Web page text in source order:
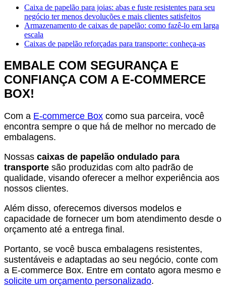
Caixa de papelão para joias: abas e fuste resistentes para seu
negócio ter menos devoluções e mais clientes satisfeitos
Armazenamento de caixas de papelão: como fazê-lo em larga
escala
Caixas de papelão reforçadas para transporte: conheça-as
EMBALE COM SEGURANÇA E
CONFIANÇA COM A E-COMMERCE
BOX!
Com a E-commerce Box como sua parceira, você
encontra sempre o que há de melhor no mercado de
embalagens.
Nossas caixas de papelão ondulado para
transporte são produzidas com alto padrão de
qualidade, visando oferecer a melhor experiência aos
nossos clientes.
Além disso, oferecemos diversos modelos e
capacidade de fornecer um bom atendimento desde o
orçamento até a entrega final.
Portanto, se você busca embalagens resistentes,
sustentáveis e adaptadas ao seu negócio, conte com
a E-commerce Box. Entre em contato agora mesmo e
solicite um orçamento personalizado.